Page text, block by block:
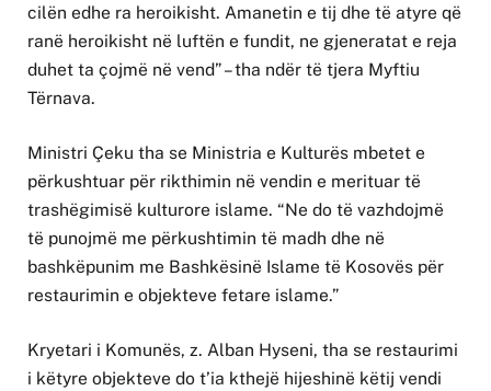
cilën edhe ra heroikisht. Amanetin e tij dhe të atyre që
ranë heroikisht në luftën e fundit, ne gjeneratat e reja
duhet ta çojmë në vend” – tha ndër të tjera Myftiu
Tërnava.
Ministri Çeku tha se Ministria e Kulturës mbetet e
përkushtuar për rikthimin në vendin e merituar të
trashëgimisë kulturore islame. “Ne do të vazhdojmë
të punojmë me përkushtimin të madh dhe në
bashkëpunim me Bashkësinë Islame të Kosovës për
restaurimin e objekteve fetare islame.”
Kryetari i Komunës, z. Alban Hyseni, tha se restaurimi
i këtyre objekteve do t’ia kthejë hijeshinë këtij vendi